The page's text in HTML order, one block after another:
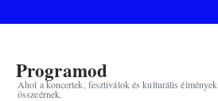
Programod
Ahol a koncertek, fesztiválok és kulturális élmények
összeérnek.